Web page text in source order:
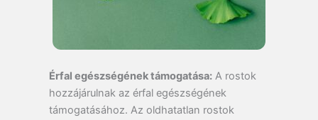
Érfal egészségének támogatása:A rostok
hozzájárulnak az érfal egészségének
támogatásához. Az oldhatatlan rostok